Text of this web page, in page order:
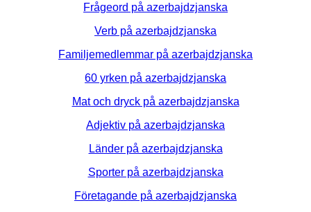
Frågeord på azerbajdzjanska
Verb på azerbajdzjanska
Familjemedlemmar på azerbajdzjanska
60 yrken på azerbajdzjanska
Mat och dryck på azerbajdzjanska
Adjektiv på azerbajdzjanska
Länder på azerbajdzjanska
Sporter på azerbajdzjanska
Företagande på azerbajdzjanska